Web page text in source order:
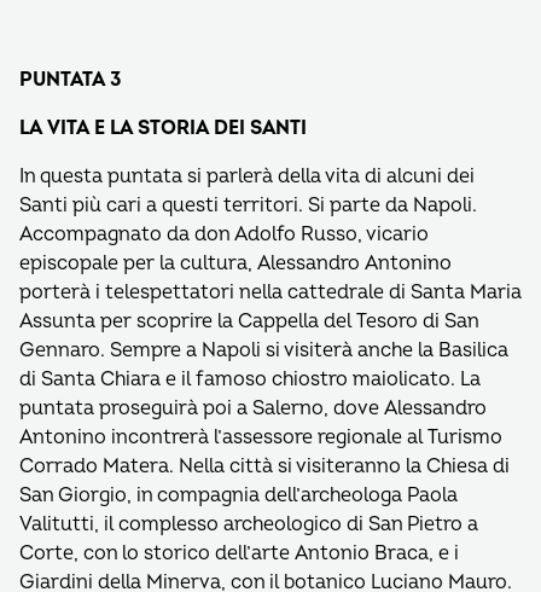
PUNTATA 3
LA VITA E LA STORIA DEI SANTI
In questa puntata si parlerà della vita di alcuni dei
Santi più cari a questi territori. Si parte da Napoli.
Accompagnato da don Adolfo Russo, vicario
episcopale per la cultura, Alessandro Antonino
porterà i telespettatori nella cattedrale di Santa Maria
Assunta per scoprire la Cappella del Tesoro di San
Gennaro. Sempre a Napoli si visiterà anche la Basilica
di Santa Chiara e il famoso chiostro maiolicato. La
puntata proseguirà poi a Salerno, dove Alessandro
Antonino incontrerà l’assessore regionale al Turismo
Corrado Matera. Nella città si visiteranno la Chiesa di
San Giorgio, in compagnia dell’archeologa Paola
Valitutti, il complesso archeologico di San Pietro a
Corte, con lo storico dell’arte Antonio Braca, e i
Giardini della Minerva, con il botanico Luciano Mauro.